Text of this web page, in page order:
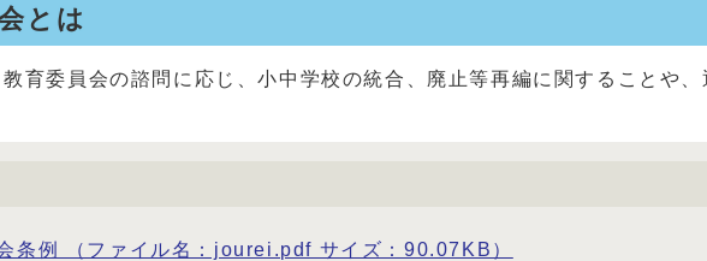
とは
育委員会の諮問に応じ、小中学校の統合、廃止等再編に関することや
条例 （ファイル名：jourei.pdf サイズ：90.07KB）